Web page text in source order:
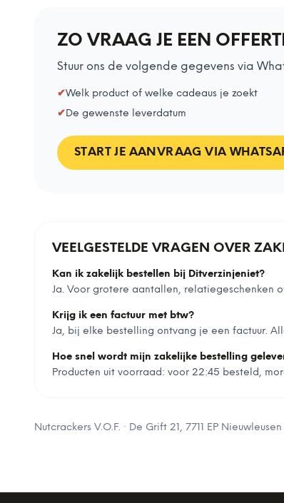
ZO VRAAG JE EEN
Stuur ons de volgende gegevens via
✔Welk product of welke cadeaus je zoekt
✔De gewenste leverdatum
START JE AANVRAAG VIA
VEELGESTELDE VRAGEN OVER
Kan ik zakelijk bestellen bij Ditverzinjeniet?
Ja. Voor grotere aantallen, relatiegeschenken
Krijg ik een factuur met btw?
Ja, bij elke bestelling ontvang je een factuur.
Hoe snel wordt mijn zakelijke bestelling
Producten uit voorraad: voor 22:45 besteld,
Nutcrackers V.O.F. · De Grift 21, 7711 EP Nieuwleusen